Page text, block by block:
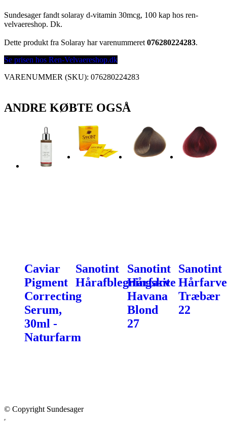
Sundesager fandt solaray d-vitamin 30mcg, 100 kap hos ren-
velvaereshop. Dk.
Dette produkt fra Solaray har varenummeret 076280224283.
Se prisen hos Ren-Velvaereshop.dk
VARENUMMER (SKU): 076280224283
ANDRE KØBTE OGSÅ
Caviar
Pigment
Correcting
Serum,
30ml -
Naturfarm
Sanotint
Hårafblegningskit
Sanotint
Hårfarve
Havana
Blond
27
Sanotint
Hårfarve
Træbær
22
© Copyright Sundesager